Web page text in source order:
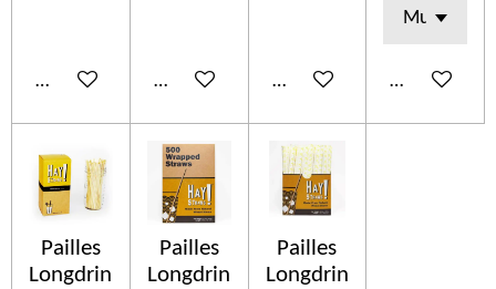
In winkelwagenIn winkelwagenIn winkelwagenIn
Pailles
Longdrin
Pailles
Longdrin
Pailles
Longdrin